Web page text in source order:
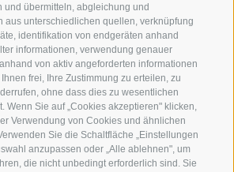
und übermitteln, abgleichung und
aus unterschiedlichen quellen, verknüpfung
identifikation von endgeräten anhand
informationen, verwendung genauer
von aktiv angeforderten informationen
frei, Ihre Zustimmung zu erteilen, zu
ohne dass dies zu wesentlichen
Wenn Sie auf „Cookies akzeptieren" klicken,
Verwendung von Cookies und ähnlichen
Sie die Schaltfläche „Einstellungen
anzupassen oder „Alle ablehnen", um
die nicht unbedingt erforderlich sind. Sie
Brixen